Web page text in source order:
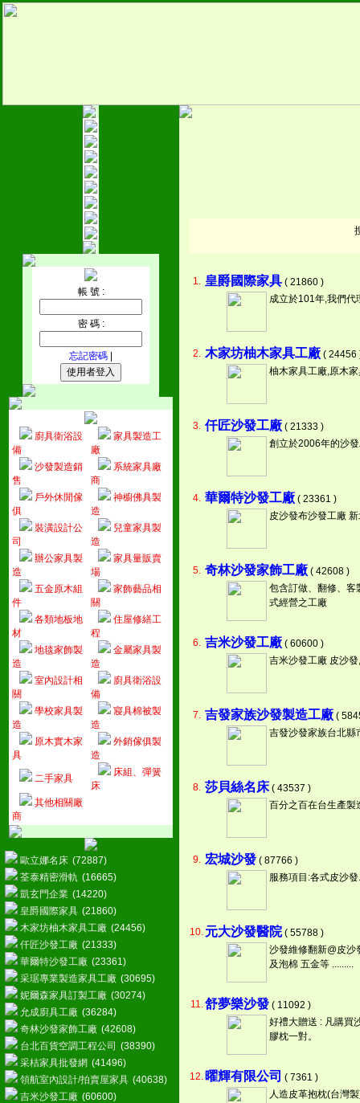
帳 號 :
密 碼 :
忘記密碼
廚具衛浴設
備
家具製造工
廠
沙發製造銷
售
系統家具廠
商
戶外休閒傢
俱
神櫥佛具製
造
裝潢設計公
司
兒童家具製
造
辦公家具製
造
家具量販賣
場
五金原木組
件
家飾藝品相
關
各類地板地
材
住屋修繕工
程
地毯家飾製
造
金屬家具製
造
室內設計相
關
廚具衛浴設
備
學校家具製
造
寢具棉被製
造
原木實木家
具
外銷傢俱製
造
二手家具
床組、彈簧
床
其他相關廠
商
歐立娜名床 (72887)
荃泰精密滑軌 (16665)
凱玄門企業 (14220)
皇爵國際家具 (21860)
木家坊柚木家具工廠 (24456)
仟匠沙發工廠 (21333)
華爾特沙發工廠 (23361)
采琚專業製造家具工廠 (30695)
妮爾森家具訂製工廠 (30274)
允成廚具工廠 (36284)
奇林沙發家飾工廠 (42608)
台北百貨空調工程公司 (38390)
采桔家具批發網 (41496)
領航室內設計/拍賣屋家具 (40638)
吉米沙發工廠 (60600)
1. 皇爵國際家具 ( 21860 )
成立於101年,我們代
2. 木家坊柚木家具工廠 ( 24456
柚木家具工廠,原木
3. 仟匠沙發工廠 ( 21333 )
創立於2006年的沙
4. 華爾特沙發工廠 ( 23361 )
皮沙發布沙發工廠
5. 奇林沙發家飾工廠 ( 42608 )
包含訂做、翻修、客
式經營之工廠
6. 吉米沙發工廠 ( 60600 )
吉米沙發工廠 皮沙
7. 吉發家族沙發製造工廠 (
吉發沙發家族台北縣
8. 莎貝絲名床( 43537 )
百分之百在台生產製
9. 宏城沙發 ( 87766 )
服務項目:各式皮沙
10. 元大沙發醫院( 55788 )
沙發維修翻新@皮沙
及泡棉 五金等 .........
11.舒夢樂沙發 ( 11092 )
好禮大贈送 : 凡購買
膠枕一對。
12. 曜輝有限公司 ( 7361 )
人造皮革抱枕(台灣